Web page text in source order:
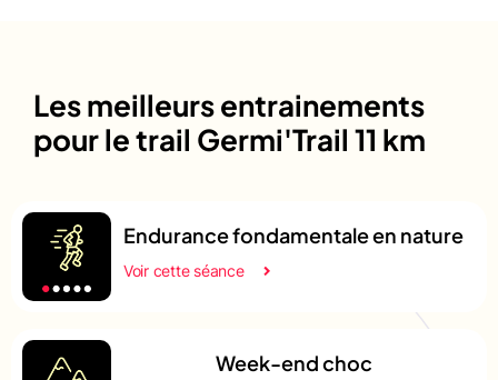
Les meilleurs entrainements
pour le trail Germi'Trail 11 km
Endurance fondamentale en nature
Voir cette séance
Week-end choc